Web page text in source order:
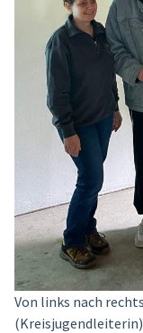
Von links nach